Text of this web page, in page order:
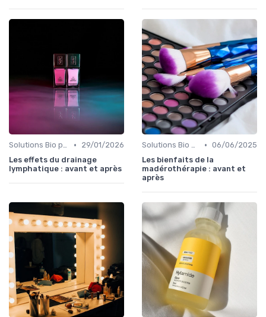
Solutions Bio pour Problèmes de Peau •
29/01/2026
Les effets du drainage
lymphatique : avant et après
Solutions Bio pour Problèmes de Peau • 06/06/2025
Les bienfaits de la
madérothérapie : avant et
après